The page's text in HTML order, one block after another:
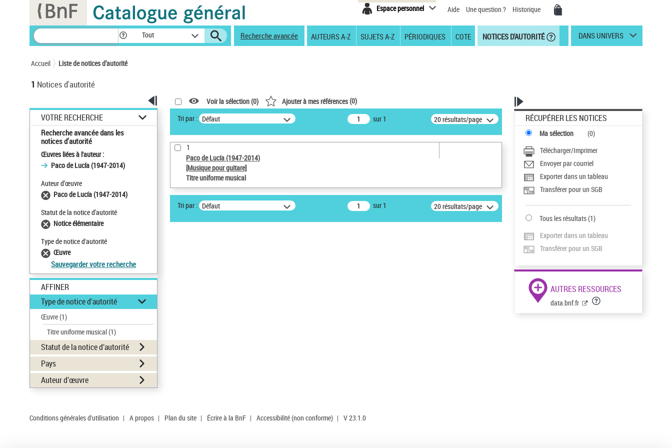
Espace personnel Aide Une question ? Historique
Tout Recherche avancée AUTEURS A-Z SUJETS A-Z PÉRIODIQUES COTE NOTICES D'AUTORITÉ DANS UNIVERS
Accueil Liste de notices d’autorité
1 Notices d'autorité
VOTRE RECHERCHE
Recherche avancée dans les
notices d’autorité
Œuvres liées à l'auteur :
Paco de Lucía (1947-2014)
Auteur d’œuvre
Paco de Lucía (1947-2014)
Statut de la notice d’autorité
Notice élémentaire
Type de notice d'autorité
Œuvre
Sauvegarder votre recherche
AFFINER
Type de notice d'autorité
Œuvre(1)
Titre uniforme musical(1)
Statut de la notice d’autorité
Pays
Auteur d’œuvre
Voir la sélection (0) Ajouter à mes références(0)
Tri par : Défaut sur 1 20 résultats/page
1
Paco de Lucía (1947-2014)
[Musique pour guitare]
Titre uniforme musical
Tri par : Défaut sur 1 20 résultats/page
RÉCUPÉRER LES NOTICES
Ma sélection (0)
Télécharger/Imprimer
Envoyer par courriel
Exporter dans un tableau
Transférer pour un SGB
Tous les résultats(1)
Exporter dans un tableau
Transférer pour un SGB
AUTRES RESSOURCES
data.bnf.fr
Conditions générales d'utilisation | A propos | Plan du site | Écrire à la BnF | Accessibilité (non conforme) | V 23.1.0
Panneau de gestion des cookies